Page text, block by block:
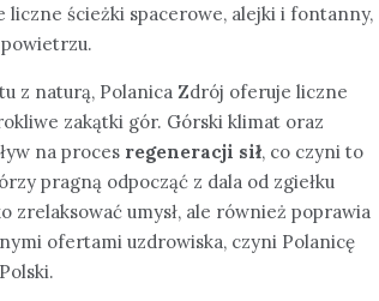
ścieżki spacerowe, alejki i fontanny,
z naturą, Polanica Zdrój oferuje liczne
zakątki gór. Górski klimat oraz
na proces regeneracji sił, co czyni to
pragną odpocząć z dala od zgiełku
zrelaksować umysł, ale również poprawia
ofertami uzdrowiska, czyni Polanicę